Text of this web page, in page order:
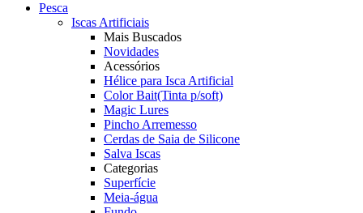
Pesca
Iscas Artificiais
Mais Buscados
Novidades
Acessórios
Hélice para Isca Artificial
Color Bait(Tinta p/soft)
Magic Lures
Pincho Arremesso
Cerdas de Saia de Silicone
Salva Iscas
Categorias
Superfície
Meia-água